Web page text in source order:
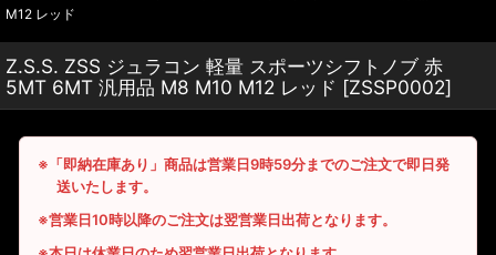
M12 レッド
Z.S.S. ZSS ジュラコン 軽量 スポーツシフトノブ 赤
5MT 6MT 汎用品 M8 M10 M12 レッド [ZSSP0002]
※「即納在庫あり」商品は営業日9時59分までのご注文で即日発
送いたします。
※営業日10時以降のご注文は翌営業日出荷となります。